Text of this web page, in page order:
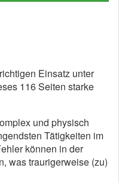
Einsatz unter
116 Seiten starke
und physisch
Tätigkeiten im
können in der
was traurigerweise (zu)